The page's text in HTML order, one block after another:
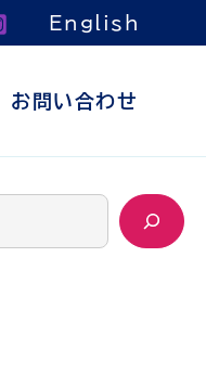
English
お問い合わせ